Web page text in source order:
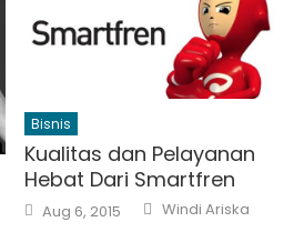
Bisnis
Kualitas dan Pelayanan
Hebat Dari Smartfren
Posted
on
Aug 6, 2015 Author
Windi Ariska